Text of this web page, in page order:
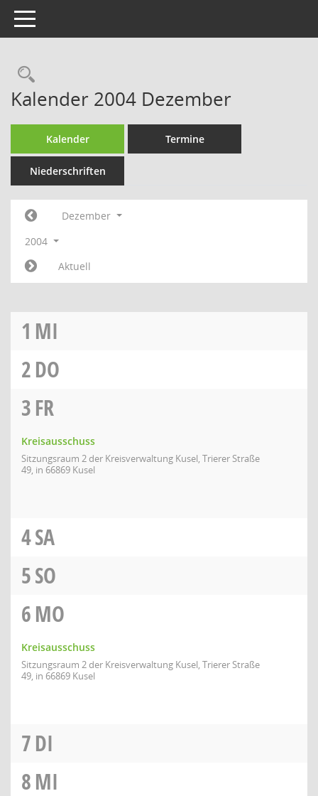
Toggle navigation
Rechercheauswahl
Kalender 2004 Dezember
Kalender Termine
Niederschriften
Dezember
2004
Aktuell
1 MI
2DO
3FR
Kreisausschuss
Sitzungsraum 2 der Kreisverwaltung Kusel, Trierer Straße
49, in 66869 Kusel
4SA
5SO
6MO
Kreisausschuss
Sitzungsraum 2 der Kreisverwaltung Kusel, Trierer Straße
49, in 66869 Kusel
7DI
8MI